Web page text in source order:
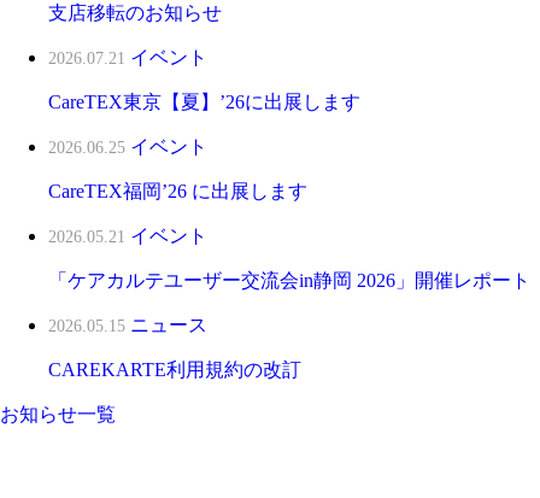
支店移転のお知らせ
2026.07.21 イベント
CareTEX東京【夏】’26に出展します
2026.06.25 イベント
CareTEX福岡’26 に出展します
2026.05.21 イベント
「ケアカルテユーザー交流会in静岡 2026」開催レポート
2026.05.15 ニュース
CAREKARTE利用規約の改訂
お知らせ一覧